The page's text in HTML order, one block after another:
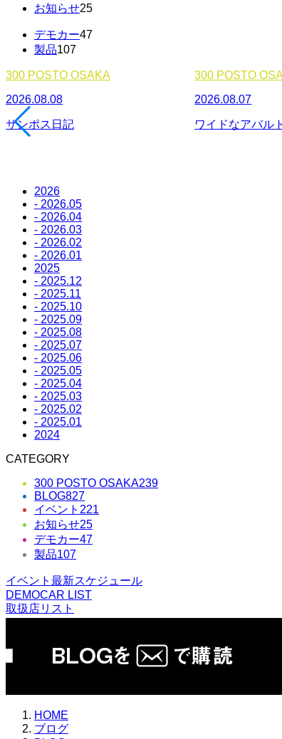
お知らせ25
デモカー47
製品107
300 POSTO OSAKA
2026.08.08
サンポス日記
300 POSTO
2026.08.07
ワイドなアバル
2026
- 2026.05
- 2026.04
- 2026.03
- 2026.02
- 2026.01
2025
- 2025.12
- 2025.11
- 2025.10
- 2025.09
- 2025.08
- 2025.07
- 2025.06
- 2025.05
- 2025.04
- 2025.03
- 2025.02
- 2025.01
2024
CATEGORY
300 POSTO OSAKA239
BLOG827
イベント 221
お知らせ25
デモカー47
製品107
イベント最新スケジュール
DEMOCAR LIST
取扱店リスト
HOME
ブログ